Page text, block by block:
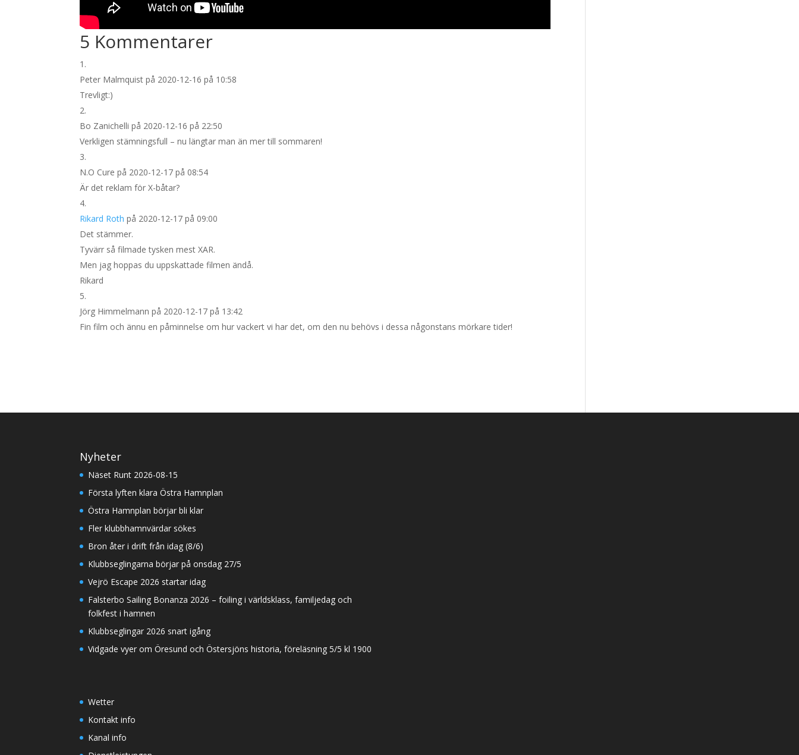
5 Kommentarer
Peter Malmquist på 2020-12-16 på 10:58
Trevligt:)
Bo Zanichelli på 2020-12-16 på 22:50
Verkligen stämningsfull – nu längtar man än mer till sommaren!
N.O Cure på 2020-12-17 på 08:54
Är det reklam för X-båtar?
Rikard Roth på 2020-12-17 på 09:00
Det stämmer.
Tyvärr så filmade tysken mest XAR.
Men jag hoppas du uppskattade filmen ändå.
Rikard
Jörg Himmelmann på 2020-12-17 på 13:42
Fin film och ännu en påminnelse om hur vackert vi har det, om den nu behövs i dessa någonstans mörkare tider!
Nyheter
Näset Runt 2026-08-15
Första lyften klara Östra Hamnplan
Östra Hamnplan börjar bli klar
Fler klubbhamnvärdar sökes
Bron åter i drift från idag (8/6)
Klubbseglingarna börjar på onsdag 27/5
Vejrö Escape 2026 startar idag
Falsterbo Sailing Bonanza 2026 – foiling i världsklass, familjedag och
folkfest i hamnen
Klubbseglingar 2026 snart igång
Vidgade vyer om Öresund och Östersjöns historia, föreläsning 5/5 kl 1900
Wetter
Kontakt info
Kanal info